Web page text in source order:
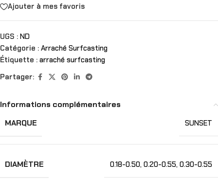
Ajouter à mes favoris
UGS : ND
Catégorie : Arraché Surfcasting
Étiquette : arraché surfcasting
Partager:
Informations complémentaires
MARQUE
SUNSET
DIAMÈTRE 0.18-0.50, 0.20-0.55, 0.30-0.55